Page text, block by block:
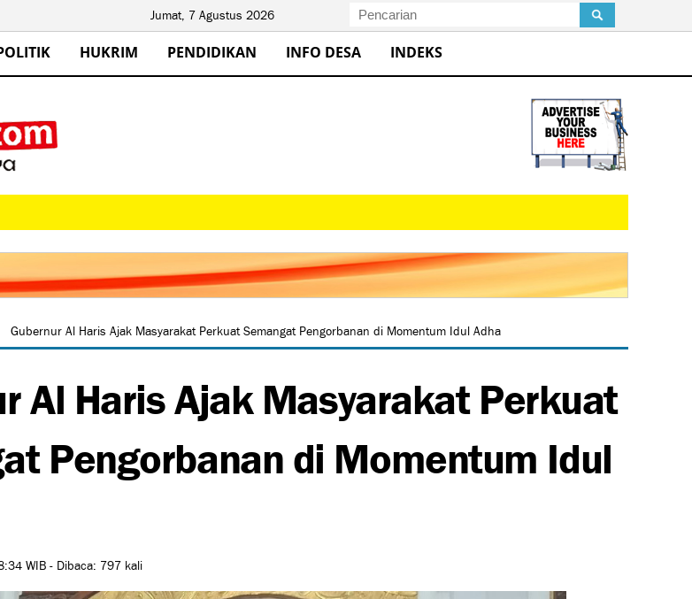
Jumat, 7 Agustus 2026
HUKRIM PENDIDIKAN INFO DESA INDEKS
Gubernur Al Haris Ajak Masyarakat Perkuat Semangat Pengorbanan di Momentum Idul Adha
Al Haris Ajak Masyarakat Perkuat
Pengorbanan di Momentum Idul
WIB - Dibaca: 797 kali